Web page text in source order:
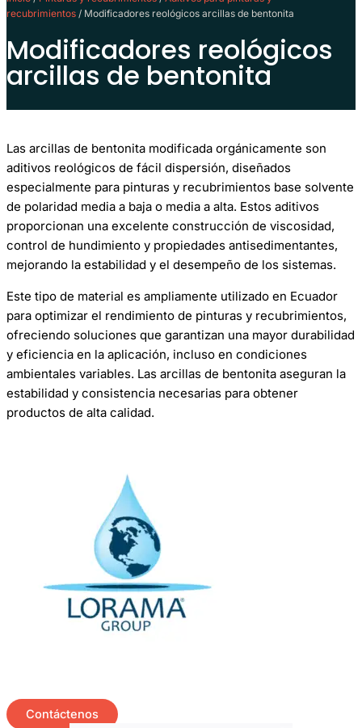
recubrimientos / Modificadores reológicos arcillas de bentonita
Modificadores reológicos
arcillas de bentonita
Las arcillas de bentonita modificada orgánicamente son
aditivos reológicos de fácil dispersión, diseñados
especialmente para pinturas y recubrimientos base solvente
de polaridad media a baja o media a alta. Estos aditivos
proporcionan una excelente construcción de viscosidad,
control de hundimiento y propiedades antisedimentantes,
mejorando la estabilidad y el desempeño de los sistemas.
Este tipo de material es ampliamente utilizado en Ecuador
para optimizar el rendimiento de pinturas y recubrimientos,
ofreciendo soluciones que garantizan una mayor durabilidad
y eficiencia en la aplicación, incluso en condiciones
ambientales variables. Las arcillas de bentonita aseguran la
estabilidad y consistencia necesarias para obtener
productos de alta calidad.
Contáctenos